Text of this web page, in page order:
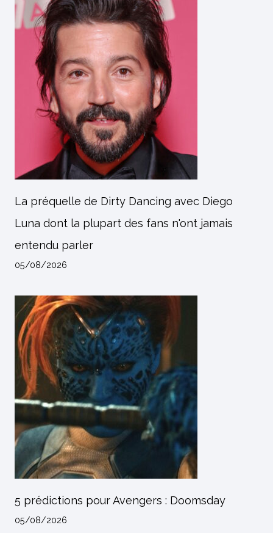
La préquelle de Dirty Dancing avec Diego
Luna dont la plupart des fans n'ont jamais
entendu parler
05/08/2026
5 prédictions pour Avengers : Doomsday
05/08/2026